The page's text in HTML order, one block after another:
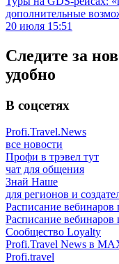
дополнительные
20 июля 15:51
Следите за
удобно
В соцсетях
Profi.Travel.News
все новости
Профи в трэвел тут
чат для общения
Знай Наше
для регионов и
Расписание
Расписание
Сообщество Loyalty
Profi.Travel News в
Profi.travel